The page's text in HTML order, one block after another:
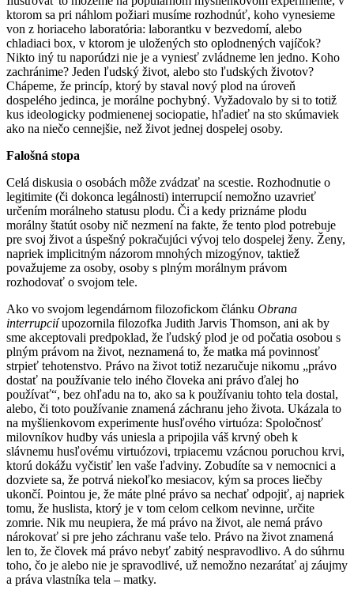
ktorom sa pri náhlom požiari musíme rozhodnúť, koho vynesieme
von z horiaceho laboratória: laborantku v bezvedomí, alebo
chladiaci box, v ktorom je uložených sto oplodnených vajíčok?
Nikto iný tu naporúdzi nie je a vyniesť zvládneme len jedno. Koho
zachránime? Jeden ľudský život, alebo sto ľudských životov?
Chápeme, že princíp, ktorý by staval nový plod na úroveň
dospelého jedinca, je morálne pochybný. Vyžadovalo by si to totiž
kus ideologicky podmienenej sociopatie, hľadieť na sto skúmaviek
ako na niečo cennejšie, než život jednej dospelej osoby.
Falošná stopa
Celá diskusia o osobách môže zvádzať na scestie. Rozhodnutie o
legitimite (či dokonca legálnosti) interrupcií nemožno uzavrieť
určením morálneho statusu plodu. Či a kedy priznáme plodu
morálny štatút osoby nič nezmení na fakte, že tento plod potrebuje
pre svoj život a úspešný pokračujúci vývoj telo dospelej ženy. Ženy,
napriek implicitným názorom mnohých mizogýnov, taktiež
považujeme za osoby, osoby s plným morálnym právom
rozhodovať o svojom tele.
Ako vo svojom legendárnom filozofickom článku Obrana
interrupciíupozornila filozofka Judith Jarvis Thomson, ani ak by
sme akceptovali predpoklad, že ľudský plod je od počatia osobou s
plným právom na život, neznamená to, že matka má povinnosť
strpieť tehotenstvo. Právo na život totiž nezaručuje nikomu „právo
dostať na používanie telo iného človeka ani právo ďalej ho
používať“, bez ohľadu na to, ako sa k používaniu tohto tela dostal,
alebo, či toto používanie znamená záchranu jeho života. Ukázala to
na myšlienkovom experimente husľového virtuóza: Spoločnosť
milovníkov hudby vás uniesla a pripojila váš krvný obeh k
slávnemu husľovému virtuózovi, trpiacemu vzácnou poruchou krvi,
ktorú dokážu vyčistiť len vaše ľadviny. Zobudíte sa v nemocnici a
dozviete sa, že potrvá niekoľko mesiacov, kým sa proces liečby
ukončí. Pointou je, že máte plné právo sa nechať odpojiť, aj napriek
tomu, že huslista, ktorý je v tom celom celkom nevinne, určite
zomrie. Nik mu neupiera, že má právo na život, ale nemá právo
nárokovať si pre jeho záchranu vaše telo. Právo na život znamená
len to, že človek má právo nebyť zabitý nespravodlivo. A do súhrnu
toho, čo je alebo nie je spravodlivé, už nemožno nezarátať aj záujmy
a práva vlastníka tela – matky.